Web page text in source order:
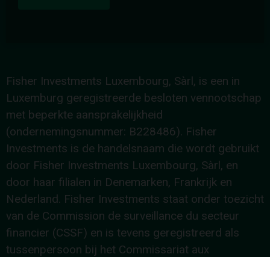
Fisher Investments Luxembourg, Sàrl, is een in
Luxemburg geregistreerde besloten vennootschap
met beperkte aansprakelijkheid
(ondernemingsnummer: B228486). Fisher
Investments is de handelsnaam die wordt gebruikt
door Fisher Investments Luxembourg, Sàrl, en
door haar filialen in Denemarken, Frankrijk en
Nederland. Fisher Investments staat onder toezicht
van de Commission de surveillance du secteur
financier (CSSF) en is tevens geregistreerd als
tussenpersoon bij het Commissariat aux